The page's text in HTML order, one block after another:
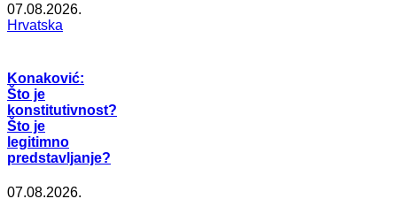
07.08.2026.
Hrvatska
Konaković:
Što je
konstitutivnost?
Što je
legitimno
predstavljanje?
07.08.2026.